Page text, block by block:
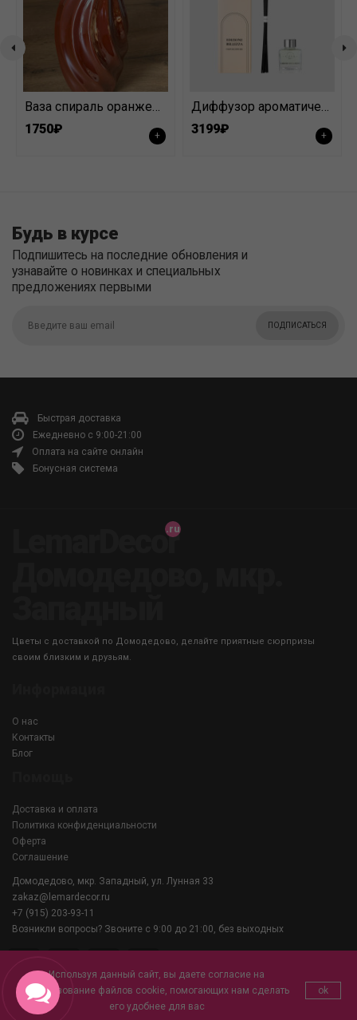
Ваза спираль оранжевая/бордовая
1750₽
+
Диффузор ароматический Limone Sul Garda 100 мл
3199₽
+
Будь в курсе
Подпишитесь на последние обновления и
узнавайте о новинках и специальных
предложениях первыми
ПОДПИСАТЬСЯ
Быстрая доставка
Ежедневно с 9:00-21:00
Оплата на сайте онлайн
Бонусная система
LemarDecor
Цветы с доставкой по Домодедово, делайте приятные сюрпризы
своим близким и друзьям.
О нас
Контакты
Блог
Доставка и оплата
Политика конфиденциальности
Оферта
Соглашение
Домодедово, мкр. Западный, ул. Лунная 33
zakaz@lemardecor.ru
+7 (915) 203-93-11
Возникли вопросы? Звоните с 9:00 до 21:00, без выходных
Используя данный сайт, вы даете согласие на
использование файлов cookie, помогающих нам сделать
его удобнее для вас
ok